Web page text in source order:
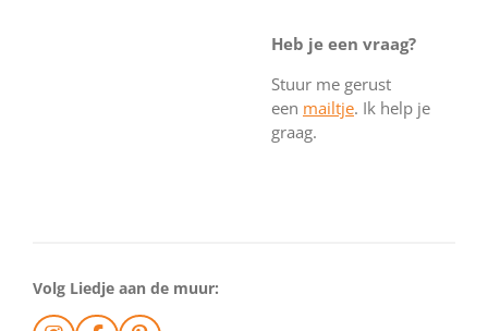
Heb je een vraag?
Stuur me gerust
een mailtje. Ik help je
graag.
Volg Liedje aan de muur: